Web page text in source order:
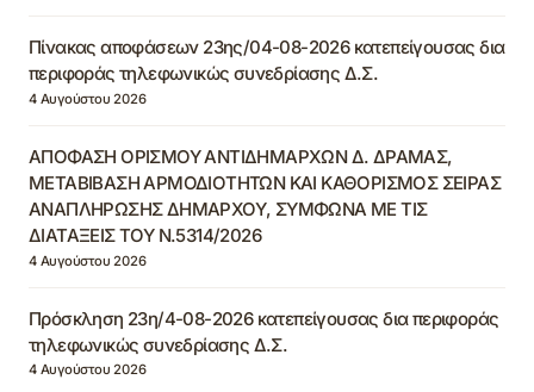
Πίνακας αποφάσεων 23ης/04-08-2026 κατεπείγουσας δια
περιφοράς τηλεφωνικώς συνεδρίασης Δ.Σ.
4 Αυγούστου 2026
ΑΠΟΦΑΣΗ ΟΡΙΣΜΟΥ ΑΝΤΙΔΗΜΑΡΧΩΝ Δ. ΔΡΑΜΑΣ,
ΜΕΤΑΒΙΒΑΣΗ ΑΡΜΟΔΙΟΤΗΤΩΝ ΚΑΙ ΚΑΘΟΡΙΣΜΟΣ ΣΕΙΡΑΣ
ΑΝΑΠΛΗΡΩΣΗΣ ΔΗΜΑΡΧΟΥ, ΣΥΜΦΩΝΑ ΜΕ ΤΙΣ
ΔΙΑΤΑΞΕΙΣ ΤΟΥ Ν.5314/2026
4 Αυγούστου 2026
Πρόσκληση 23η/4-08-2026 κατεπείγουσας δια περιφοράς
τηλεφωνικώς συνεδρίασης Δ.Σ.
4 Αυγούστου 2026